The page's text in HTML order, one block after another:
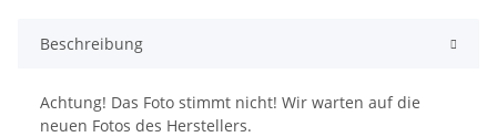
Beschreibung
Achtung! Das Foto stimmt nicht! Wir warten auf die
neuen Fotos des Herstellers.